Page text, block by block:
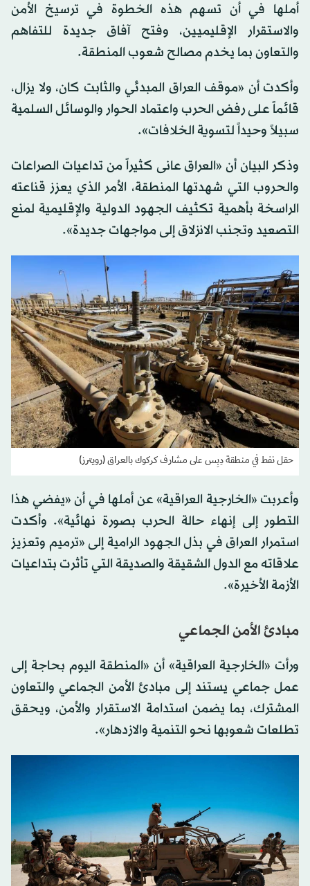
أملها في أن تسهم هذه الخطوة في ترسيخ الأمن
والاستقرار الإقليميين، وفتح آفاق جديدة للتفاهم
والتعاون بما يخدم مصالح شعوب المنطقة.
وأكدت أن «موقف العراق المبدئي والثابت كان، ولا يزال،
قائماً على رفض الحرب واعتماد الحوار والوسائل السلمية
سبيلاً وحيداً لتسوية الخلافات».
وذكر البيان أن «العراق عانى كثيراً من تداعيات الصراعات
والحروب التي شهدتها المنطقة، الأمر الذي يعزز قناعته
الراسخة بأهمية تكثيف الجهود الدولية والإقليمية لمنع
التصعيد وتجنب الانزلاق إلى مواجهات جديدة».
حقل نفط في منطقة دِبِس على مشارف كركوك بالعراق (رويترز)
وأعربت «الخارجية العراقية» عن أملها في أن «يفضي هذا
التطور إلى إنهاء حالة الحرب بصورة نهائية». وأكدت
استمرار العراق في بذل الجهود الرامية إلى «ترميم وتعزيز
علاقاته مع الدول الشقيقة والصديقة التي تأثرت بتداعيات
الأزمة الأخيرة».
مبادئ الأمن الجماعي
ورأت «الخارجية العراقية» أن «المنطقة اليوم بحاجة إلى
عمل جماعي يستند إلى مبادئ الأمن الجماعي والتعاون
المشترك، بما يضمن استدامة الاستقرار والأمن، ويحقق
تطلعات شعوبها نحو التنمية والازدهار».